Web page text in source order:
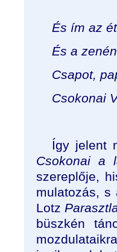
És ím az
És a
Csapot,
Csokonai
Így jelent
Csokonai a
szereplője,
mulatozás, s
Lotz
büszkén